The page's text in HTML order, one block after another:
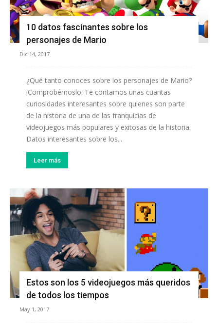
10 datos fascinantes sobre los
personajes de Mario
Dic 14, 2017
¿Qué tanto conoces sobre los personajes de Mario?
¡Comprobémoslo! Te contamos unas cuantas
curiosidades interesantes sobre quienes son parte
de la historia de una de las franquicias de
videojuegos más populares y exitosas de la historia.
Datos interesantes sobre los...
Leer más
Estos son los 5 videojuegos más queridos
de todos los tiempos
May 1, 2017